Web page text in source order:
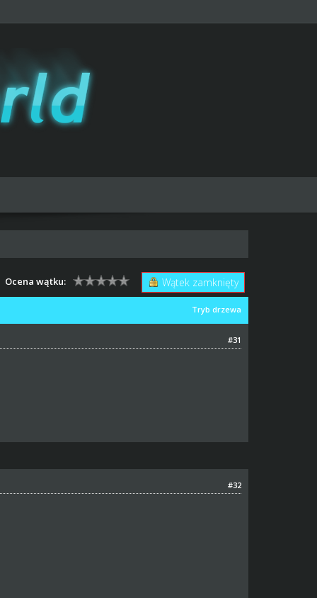
Wątek zamknięty
Ocena wątku:
Tryb drzewa
#31
#32